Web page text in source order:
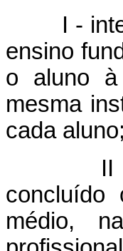
I -
ensino
o aluno à
mesma
cada aluno;
II
concluído
médio,